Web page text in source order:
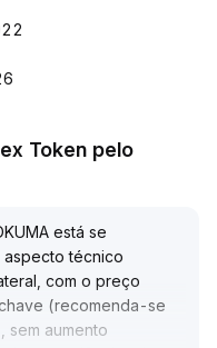
Token pelo
está se
aspecto técnico
com o preço
(recomenda-se
aumento